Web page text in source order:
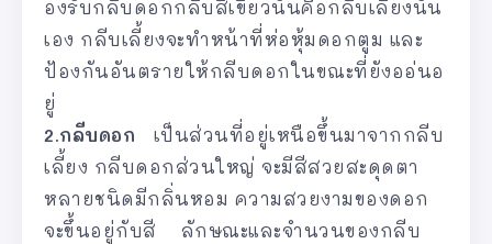
องรับกลีบดอกกลีบสีเขียวนั้นคือกลีบเลี้ยงนั่น
เอง กลีบเลี้ยงจะทําหน้าที่ห่อหุ้มดอกตูม และ
ป้องกันอันตรายให้กลีบดอกในขณะที่ยังออ่นอ
ยู่
2.กลีบดอก เป็นส่วนที่อยู่เหนือขึ้นมาจากกลีบ
เลี้ยง กลีบดอกส่วนใหญ่ จะมีสีสวยสะดุดตา
หลายชนิดมีกลิ่นหอม ความสวยงามของดอก
จะขึ้นอยู่กับสี ลักษณะและจํานวนของกลีบ